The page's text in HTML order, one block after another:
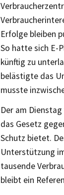
Erfolge bleiben
So hatte sich E-
künftig zu
belästigte das
musste
Der am
das Gesetz
Schutz bietet.
Unterstützung
tausende
bleibt ein